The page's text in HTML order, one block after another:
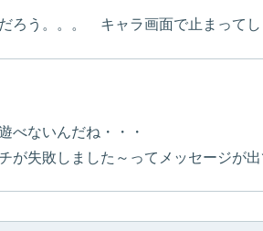
ろう。。。 キャラ画面で止まって
べないんだね・・・
が失敗しました～ってメッセージが